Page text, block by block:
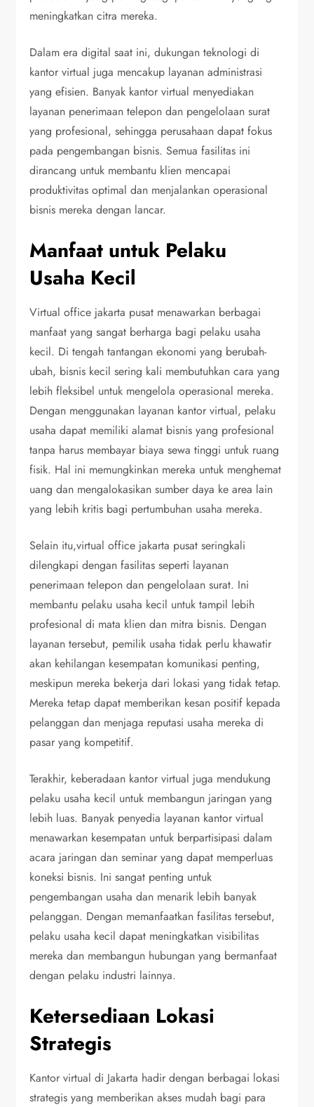
meningkatkan citra mereka.
Dalam era digital saat ini, dukungan teknologi di
kantor virtual juga mencakup layanan administrasi
yang efisien. Banyak kantor virtual menyediakan
layanan penerimaan telepon dan pengelolaan surat
yang profesional, sehingga perusahaan dapat fokus
pada pengembangan bisnis. Semua fasilitas ini
dirancang untuk membantu klien mencapai
produktivitas optimal dan menjalankan operasional
bisnis mereka dengan lancar.
Manfaat untuk Pelaku
Usaha Kecil
Virtual office jakarta pusat menawarkan berbagai
manfaat yang sangat berharga bagi pelaku usaha
kecil. Di tengah tantangan ekonomi yang berubah-
ubah, bisnis kecil sering kali membutuhkan cara yang
lebih fleksibel untuk mengelola operasional mereka.
Dengan menggunakan layanan kantor virtual, pelaku
usaha dapat memiliki alamat bisnis yang profesional
tanpa harus membayar biaya sewa tinggi untuk ruang
fisik. Hal ini memungkinkan mereka untuk menghemat
uang dan mengalokasikan sumber daya ke area lain
yang lebih kritis bagi pertumbuhan usaha mereka.
Selain itu,virtual office jakarta pusat seringkali
dilengkapi dengan fasilitas seperti layanan
penerimaan telepon dan pengelolaan surat. Ini
membantu pelaku usaha kecil untuk tampil lebih
profesional di mata klien dan mitra bisnis. Dengan
layanan tersebut, pemilik usaha tidak perlu khawatir
akan kehilangan kesempatan komunikasi penting,
meskipun mereka bekerja dari lokasi yang tidak tetap.
Mereka tetap dapat memberikan kesan positif kepada
pelanggan dan menjaga reputasi usaha mereka di
pasar yang kompetitif.
Terakhir, keberadaan kantor virtual juga mendukung
pelaku usaha kecil untuk membangun jaringan yang
lebih luas. Banyak penyedia layanan kantor virtual
menawarkan kesempatan untuk berpartisipasi dalam
acara jaringan dan seminar yang dapat memperluas
koneksi bisnis. Ini sangat penting untuk
pengembangan usaha dan menarik lebih banyak
pelanggan. Dengan memanfaatkan fasilitas tersebut,
pelaku usaha kecil dapat meningkatkan visibilitas
mereka dan membangun hubungan yang bermanfaat
dengan pelaku industri lainnya.
Ketersediaan Lokasi
Strategis
Kantor virtual di Jakarta hadir dengan berbagai lokasi
strategis yang memberikan akses mudah bagi para